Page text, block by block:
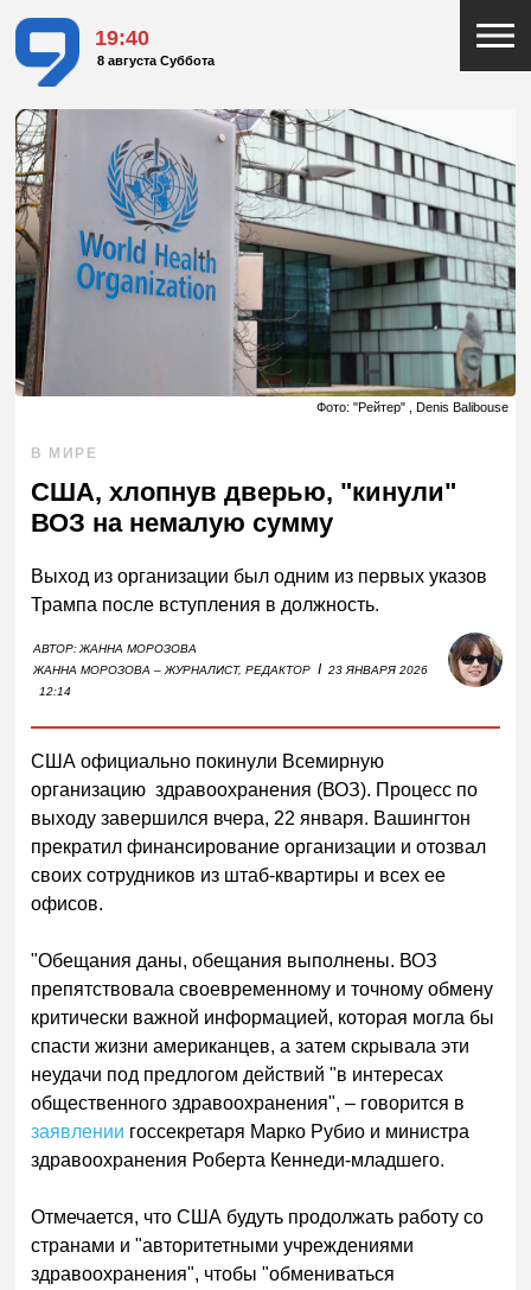
19:40
8 августа Суббота
Фото: "Рейтер" , Denis Balibouse
В МИРЕ
США, хлопнув дверью, "кинули"
ВОЗ на немалую сумму
Выход из организации был одним из первых указов
Трампа после вступления в должность.
АВТОР:ЖАННА МОРОЗОВА
ЖАННА МОРОЗОВА – ЖУРНАЛИСТ, РЕДАКТОР I 23 ЯНВАРЯ 2026
12:14
США официально покинули Всемирную
организацию здравоохранения (ВОЗ). Процесс по
выходу завершился вчера, 22 января. Вашингтон
прекратил финансирование организации и отозвал
своих сотрудников из штаб-квартиры и всех ее
офисов.
"Обещания даны, обещания выполнены. ВОЗ
препятствовала своевременному и точному обмену
критически важной информацией, которая могла бы
спасти жизни американцев, а затем скрывала эти
неудачи под предлогом действий "в интересах
общественного здравоохранения", – говорится в
заявлении госсекретаря Марко Рубио и министра
здравоохранения Роберта Кеннеди-младшего.
Отмечается, что США будуть продолжать работу со
странами и "авторитетными учреждениями
здравоохранения", чтобы "обмениваться